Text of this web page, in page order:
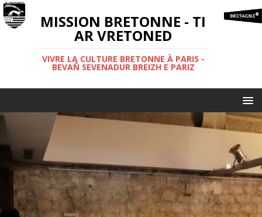
MISSION BRETONNE - TI
AR VRETONED
VIVRE LA CULTURE BRETONNE À PARIS -
BEVAÑ SEVENADUR BREIZH E PARIZ